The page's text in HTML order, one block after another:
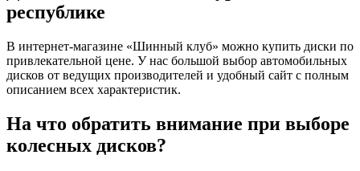
республике
В интернет-магазине «Шинный клуб» можно купить диски по
привлекательной цене. У нас большой выбор автомобильных
дисков от ведущих производителей и удобный сайт с полным
описанием всех характеристик.
На что обратить внимание при выборе
колесных дисков?